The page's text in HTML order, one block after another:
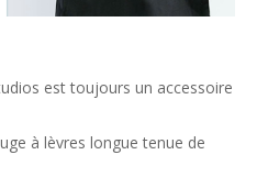
est toujours un accessoire
à lèvres longue tenue de